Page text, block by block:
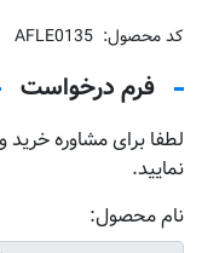
کد محصول: AFLE0135
فرم درخواست
لطفا برای مشاوره
نمایید.
نام محصول: